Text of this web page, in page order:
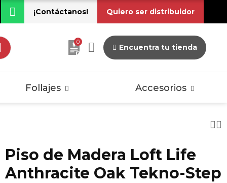
¡Contáctanos! Quiero ser distribuidor
0
Encuentra tu tienda
Pisos Laminados
Vintage
Follajes Accesorios
Pisos Laminados
Piso de Madera Loft Life
Anthracite Oak Tekno-Step